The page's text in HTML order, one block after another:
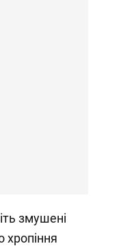
змушені
хропіння